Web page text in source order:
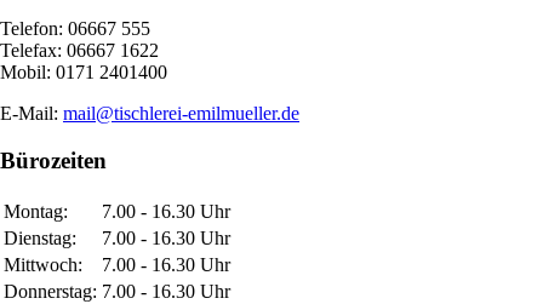
Telefon: 06667 555
Telefax: 06667 1622
Mobil: 0171 2401400
E-Mail: mail@tischlerei-emilmueller.de
Bürozeiten
Montag:
7.00 - 16.30 Uhr
Dienstag:
7.00 - 16.30 Uhr
Mittwoch:
7.00 - 16.30 Uhr
Donnerstag: 7.00 - 16.30 Uhr